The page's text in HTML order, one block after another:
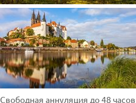
Свободная аннуляция до 48